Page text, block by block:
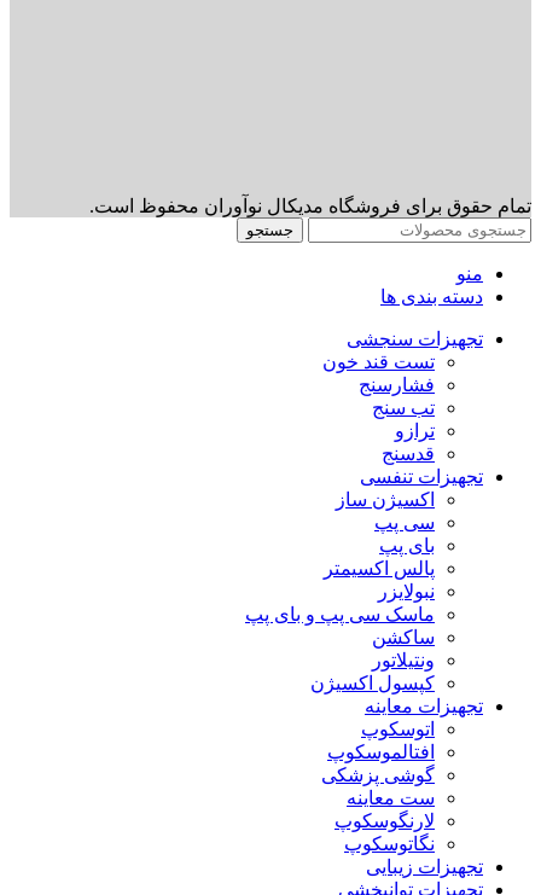
تمام حقوق برای فروشگاه مدیکال نوآوران محفوظ است.
جستجو
منو
دسته بندی ها
تجهیزات سنجشی
تست قند خون
فشارسنج
تب سنج
ترازو
قدسنج
تجهیزات تنفسی
اکسیژن ساز
سی پپ
بای پپ
پالس اکسیمتر
نبولایزر
ماسک سی پپ و بای پپ
ساکشن
ونتیلاتور
کپسول اکسیژن
تجهیزات معاینه
اتوسکوپ
افتالموسکوپ
گوشی پزشکی
ست معاینه
لارنگوسکوپ
نگاتوسکوپ
تجهیزات زیبایی
تجهیزات توانبخشی